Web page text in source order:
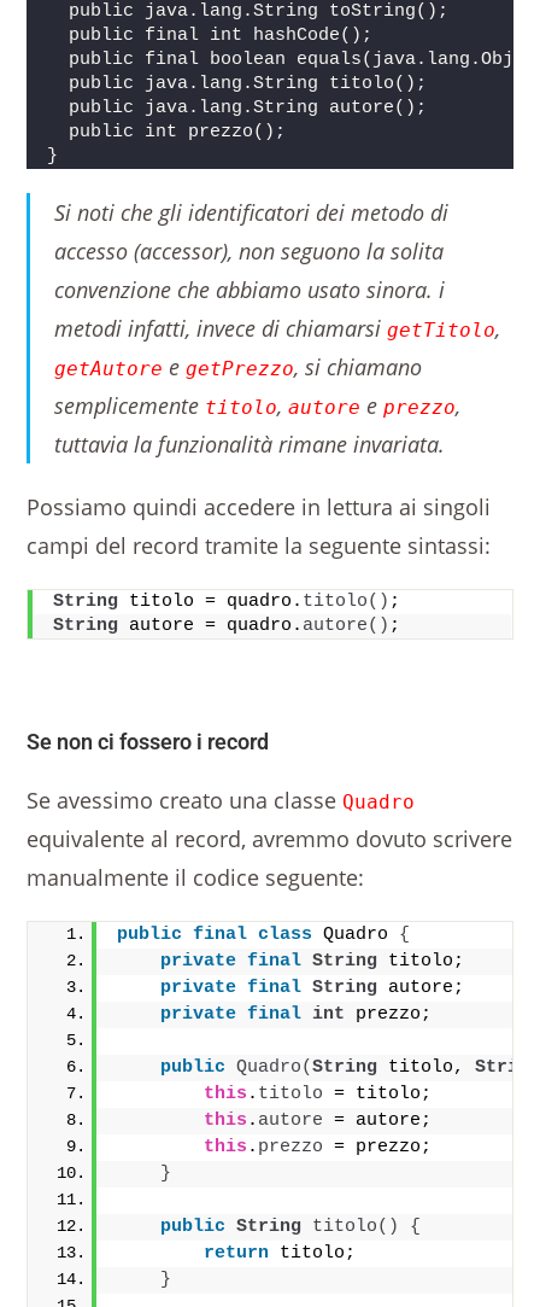
  public java.lang.String toString();
  public final int hashCode();
public final boolean
  public java.lang.String titolo();
  public java.lang.String autore();
  public int prezzo();
}
Si noti che gli identificatori dei metodo di
accesso (accessor), non seguono la solita
convenzione che abbiamo usato sinora. i
metodi infatti, invece di chiamarsigetTitolo,
getAutore egetPrezzo, si chiamano
semplicemente titolo,autore eprezzo,
tuttavia la funzionalità rimane invariata.
Possiamo quindi accedere in lettura ai singoli
campi del record tramite la seguente sintassi:
String titolo = quadro. titolo() ;
String autore = quadro. autore() ;
Se non ci fossero i record
Se avessimo creato una classe Quadro
equivalente al record, avremmo dovuto scrivere
manualmente il codice seguente:
public final class Quadro {
private final String titolo;
private final String autore;
private final int prezzo;
public Quadro(String titolo, String
this . titolo = titolo;
this . autore = autore;
this . prezzo = prezzo;
}
public String titolo()
{
return titolo;
}